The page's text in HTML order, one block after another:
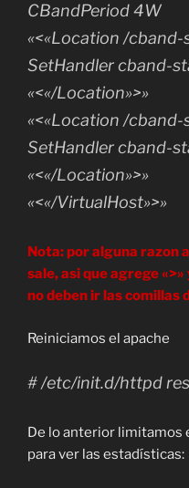
CBandPeriod 4W
«<«Location /cband-
SetHandler cband-
«<«/Location»>»
«<«Location /cband-
SetHandler cband-
«<«/Location»>»
«<«/VirtualHost»>»
Nota: por alguna razon
sale, asi que agrege
no deben ir las comillas
Reiniciamos el apache
# /etc/init.d/httpd
De lo anterior limitamos
para ver las estadísticas: